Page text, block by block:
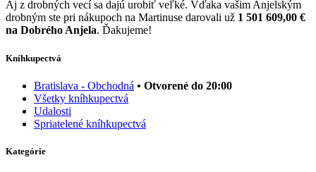
Aj z drobných vecí sa dajú urobiť veľké. Vďaka vašim Anjelským
drobným ste pri nákupoch na Martinuse darovali už 1 501 609,00 €
na Dobrého Anjela. Ďakujeme!
Kníhkupectvá
Bratislava - Obchodná • Otvorené do 20:00
Všetky kníhkupectvá
Udalosti
Spriatelené kníhkupectvá
Kategórie